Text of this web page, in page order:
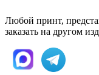
Любой принт,
заказать на другом